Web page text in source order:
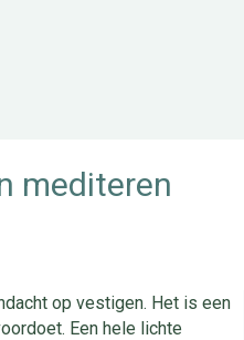
mediteren
op vestigen. Het is een
Een hele lichte